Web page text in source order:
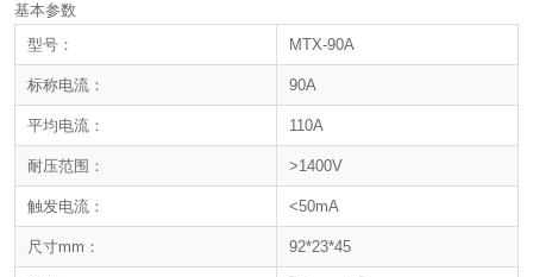
基本参数
型号：
MTX-90A
标称电流： 90A
平均电流： 110A
耐压范围： >1400V
触发电流： <50mA
尺寸mm： 92*23*45